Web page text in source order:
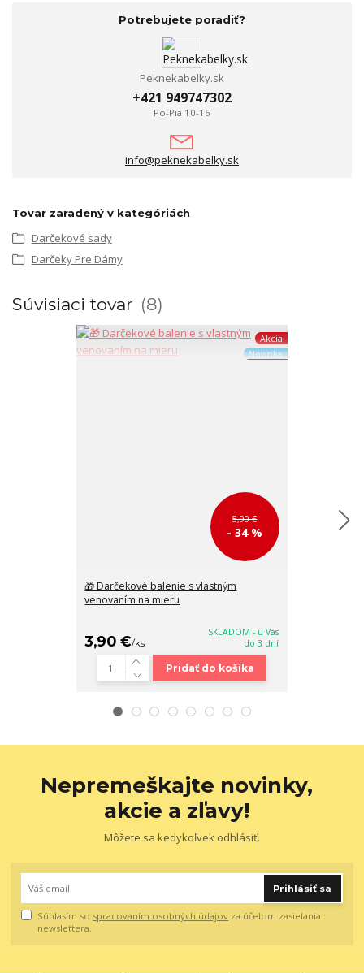
Potrebujete poradiť?
Peknekabelky.sk
+421 949747302
Po-Pia 10-16
info@peknekabelky.sk
Tovar zaradený v kategóriách
Darčekové sady
Darčeky Pre Dámy
Súvisiaci tovar 8
Akcia
Novinka
5,90 €
- 34 %
🎁 Darčekové balenie s vlastným
venovaním na mieru
3,90 €/ks
SKLADOM - u Vás
do 3 dní
Pridať do košíka
Nepremeškajte novinky,
akcie a zľavy!
Môžete sa kedykoľvek odhlásiť.
Prihlásiť sa
Súhlasím so spracovaním osobných údajov za účelom zasielania
newslettera.